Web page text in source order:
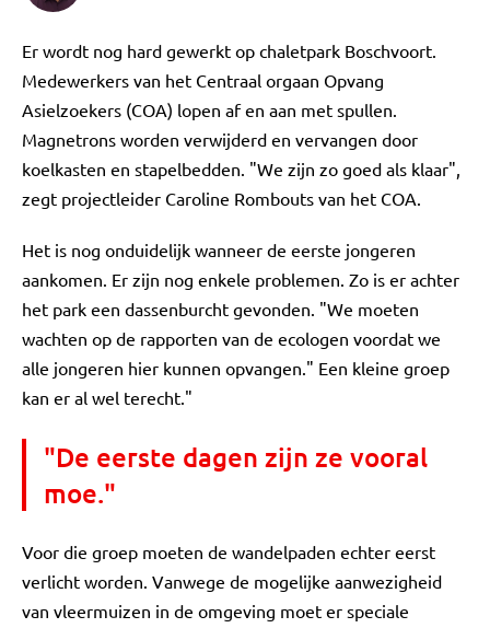
Er wordt nog hard gewerkt op chaletpark Boschvoort.
Medewerkers van het Centraal orgaan Opvang
Asielzoekers (COA) lopen af en aan met spullen.
Magnetrons worden verwijderd en vervangen door
koelkasten en stapelbedden. "We zijn zo goed als klaar",
zegt projectleider Caroline Rombouts van het COA.
Het is nog onduidelijk wanneer de eerste jongeren
aankomen. Er zijn nog enkele problemen. Zo is er achter
het park een dassenburcht gevonden. "We moeten
wachten op de rapporten van de ecologen voordat we
alle jongeren hier kunnen opvangen." Een kleine groep
kan er al wel terecht."
"De eerste dagen zijn ze vooral
moe."
Voor die groep moeten de wandelpaden echter eerst
verlicht worden. Vanwege de mogelijke aanwezigheid
van vleermuizen in de omgeving moet er speciale